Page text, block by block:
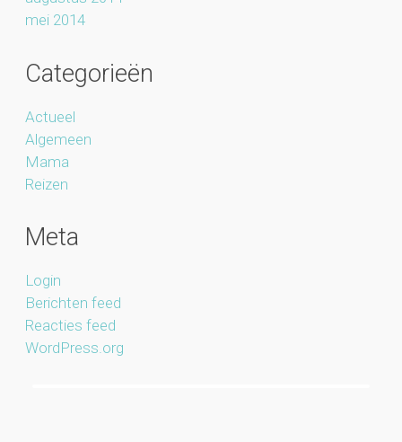
mei 2014
Categorieën
Actueel
Algemeen
Mama
Reizen
Meta
Login
Berichten feed
Reacties feed
WordPress.org